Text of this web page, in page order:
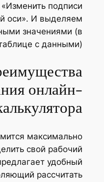
подписи
оси». И выделяем
значениями (в
с данными).
онлайн-
максимально
свой рабочий
удобный
рассчитать